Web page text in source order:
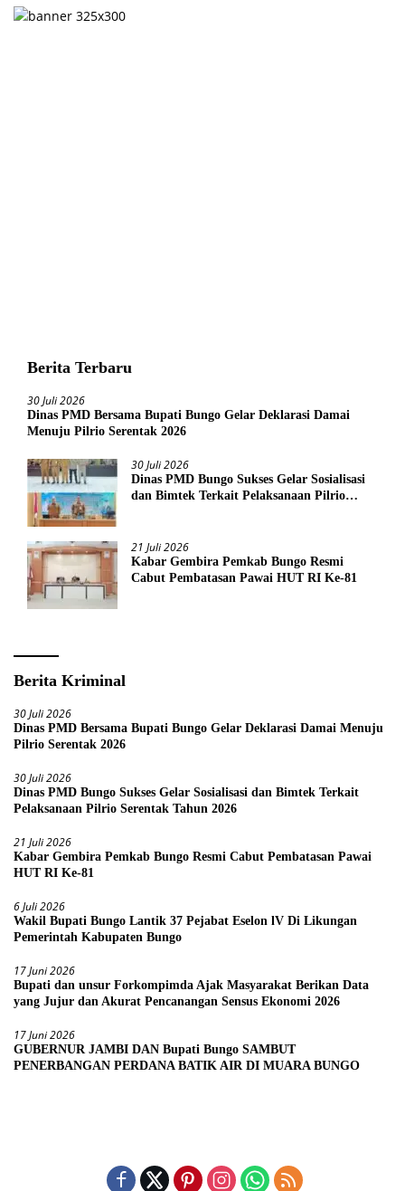
Berita Terbaru
30 Juli 2026
Dinas PMD Bersama Bupati Bungo Gelar Deklarasi Damai
Menuju Pilrio Serentak 2026
30 Juli 2026
Dinas PMD Bungo Sukses Gelar Sosialisasi
dan Bimtek Terkait Pelaksanaan Pilrio
21 Juli 2026
Kabar Gembira Pemkab Bungo Resmi
Cabut Pembatasan Pawai HUT RI Ke-81
Berita Kriminal
30 Juli 2026
Dinas PMD Bersama Bupati Bungo Gelar Deklarasi Damai Menuju
Pilrio Serentak 2026
30 Juli 2026
Dinas PMD Bungo Sukses Gelar Sosialisasi dan Bimtek Terkait
Pelaksanaan Pilrio Serentak Tahun 2026
21 Juli 2026
Kabar Gembira Pemkab Bungo Resmi Cabut Pembatasan Pawai
HUT RI Ke-81
6 Juli 2026
Wakil Bupati Bungo Lantik 37 Pejabat Eselon lV Di Likungan
Pemerintah Kabupaten Bungo
17 Juni 2026
Bupati dan unsur Forkompimda Ajak Masyarakat Berikan Data
yang Jujur dan Akurat Pencanangan Sensus Ekonomi 2026
17 Juni 2026
GUBERNUR JAMBI DAN Bupati Bungo SAMBUT
PENERBANGAN PERDANA BATIK AIR DI MUARA BUNGO